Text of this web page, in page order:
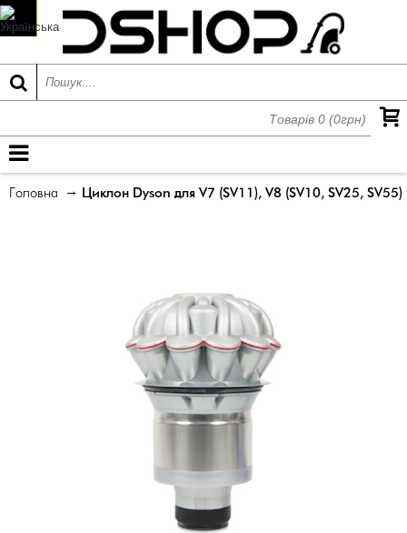
Товарів 0 (0грн)
Головна Циклон Dyson для V7 (SV11), V8 (SV10, SV25, SV55)